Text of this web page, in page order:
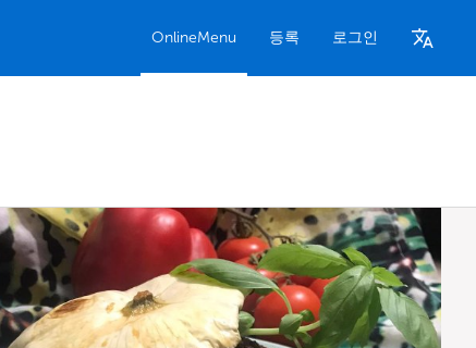
OnlineMenu 등록 로그인